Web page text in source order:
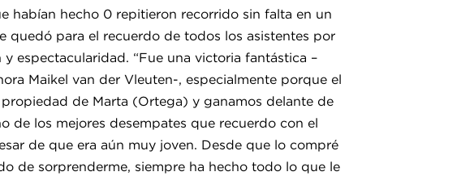
habían hecho 0 repitieron recorrido sin falta en un
quedó para el recuerdo de todos los asistentes por
y espectacularidad. “Fue una victoria fantástica –
Maikel van der Vleuten-, especialmente porque el
propiedad de Marta (Ortega) y ganamos delante de
de los mejores desempates que recuerdo con el
de que era aún muy joven. Desde que lo compré
de sorprenderme, siempre ha hecho todo lo que le